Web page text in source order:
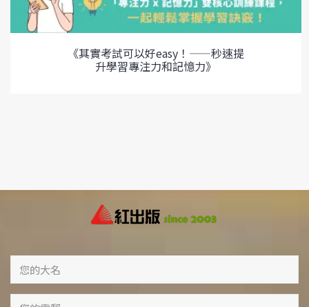
《其實考試可以好easy！——秒速提
升學習專注力和記憶力》